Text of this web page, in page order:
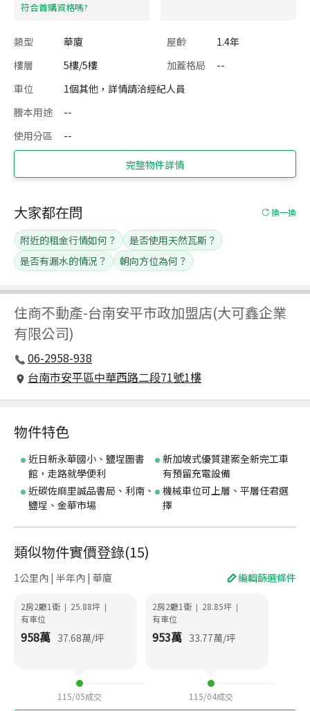
​符合首購資格嗎?
類型 華廈 屋齡
1.4年
樓層
5樓/5樓 加蓋格局
--
車位
1個其他，詳情請洽經紀人員
謄本用途
--
使用分區
--
完整物件詳情
住商不動產-台南安平市政加盟店(大可鑫企業
有限公司)
06-2958-938
台南市安平區中華西路二段71號1樓
大家都在問 換一換
附近的租金行情如何？
是否使用天然瓦斯？
是否有漏水的情況？
朝向方位為何？
物件特色
近日新永華國小、鹽埕圖書
館，走路就學便利
新加坡式優質建案全新完工車
有預留充電設備
近碳佐麻里誠品書局、利南、
鹽埕、金華市場
機械車位可上層、平層任君選
擇
類似物件實價登錄(15)
1公里內 | 半年內 | 華廈 編輯篩選條件
2房2廳1衛 | 25.88坪 |
有車位
958萬 37.68萬/坪
115/05成交
2房2廳1衛 | 28.85坪 |
有車位
953萬 33.77萬/坪
115/04成交